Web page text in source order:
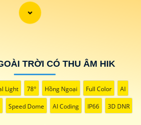
từng chi tiết với âm thanh sống
hảo giữa hình ảnh và âm thanh
tin cậy để bảo vệ ngôi nhà và
nghiệp của bạn."
TRỜI CÓ THU ÂM HIK
Light 78° Hồng Ngoại Full Color AI
Speed Dome AI Coding IP66 3D DNR